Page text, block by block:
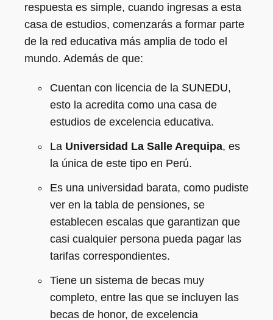
respuesta es simple, cuando ingresas a esta
casa de estudios, comenzarás a formar parte
de la red educativa más amplia de todo el
mundo. Además de que:
Cuentan con licencia de la SUNEDU,
esto la acredita como una casa de
estudios de excelencia educativa.
La Universidad La Salle Arequipa, es
la única de este tipo en Perú.
Es una universidad barata, como pudiste
ver en la tabla de pensiones, se
establecen escalas que garantizan que
casi cualquier persona pueda pagar las
tarifas correspondientes.
Tiene un sistema de becas muy
completo, entre las que se incluyen las
becas de honor, de excelencia